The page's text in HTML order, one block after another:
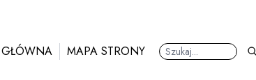
MAPA STRONY Ustawienia